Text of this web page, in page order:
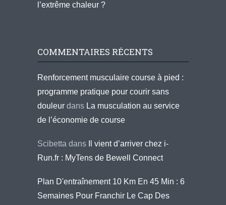
l’extrême chaleur ?
COMMENTAIRES RÉCENTS
Renforcement musculaire course à pied :
programme pratique pour courir sans
douleur dans La musculation au service
de l’économie de course
Scibetta dans
Il vient d’arriver chez i-
Run.fr : MyTens de Bewell Connect
Plan D'entraînement 10 Km En 45 Min : 6
Semaines Pour Franchir Le Cap Des